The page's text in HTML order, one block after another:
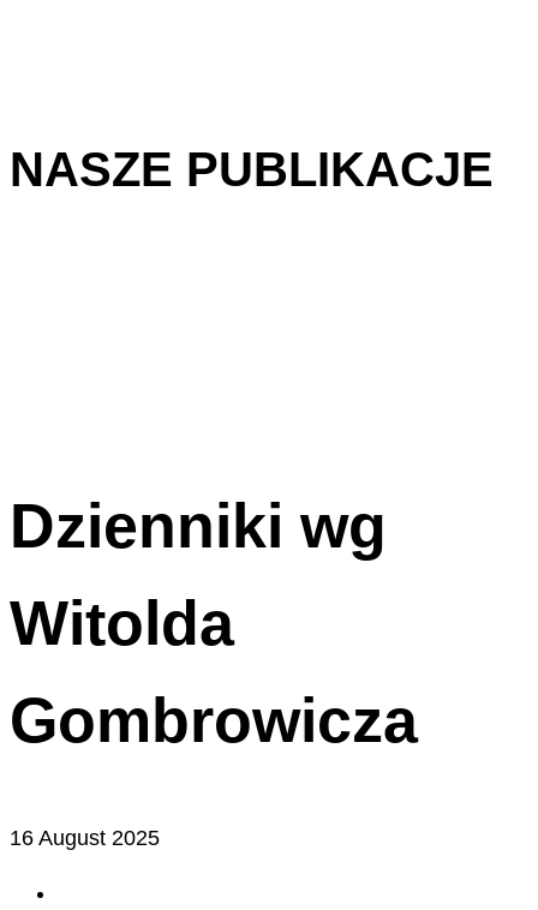
NASZE PUBLIKACJE
Dzienniki wg
Witolda
Gombrowicza
16 August 2025